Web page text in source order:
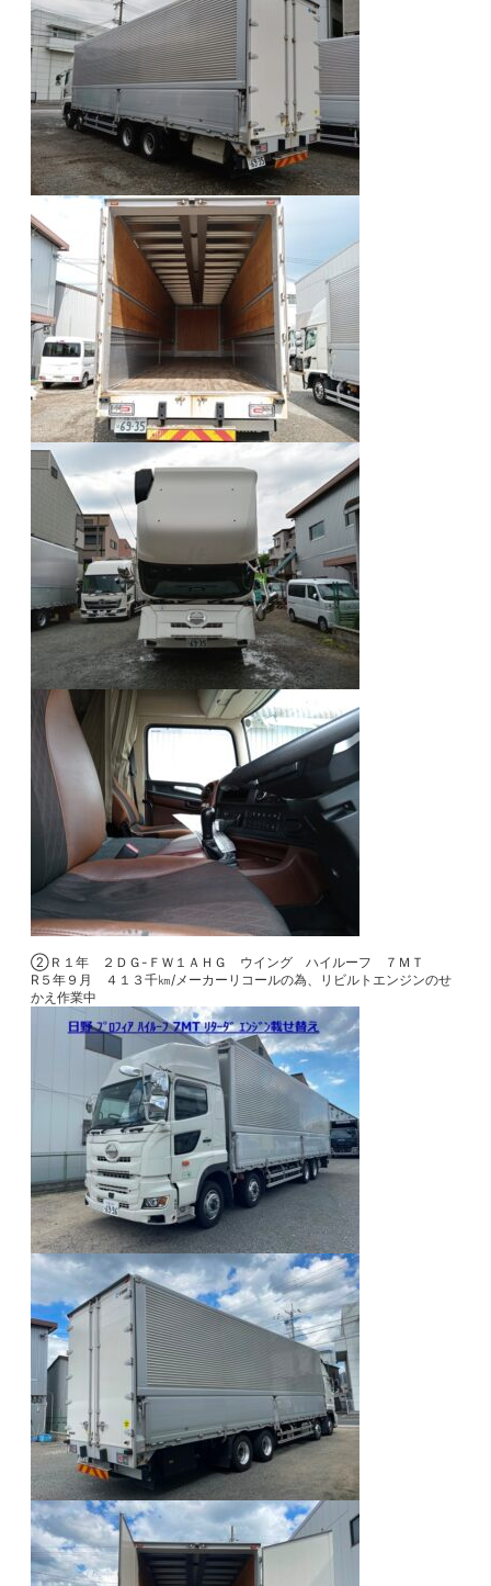
②Ｒ１年 ２ＤＧ-ＦＷ１ＡＨＧ ウイング ハイルーフ ７ＭＴ
R５年９月 ４１３千㎞/メーカーリコールの為、リビルトエンジンのせ
かえ作業中